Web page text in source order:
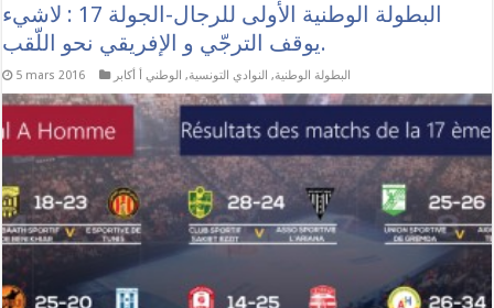
البطولة الوطنية الأولى للرجال-الجولة 17 : لاشيء
يوقف الترجّي و الإفريقي نحو اللّقب.
5 mars 2016 البطولة الوطنية, النوادي التونسية, الوطني أ أكابر